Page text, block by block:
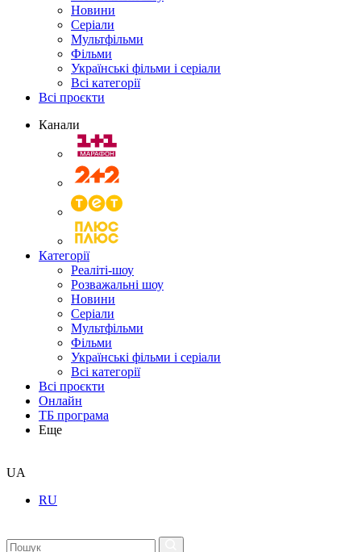
Новини
Серіали
Мультфільми
Фільми
Українські фільми і серіали
Всі категорії
Всі проєкти
Канали
Категорії
Реаліті-шоу
Розважальні шоу
Новини
Серіали
Мультфільми
Фільми
Українські фільми і серіали
Всі категорії
Всі проєкти
Онлайн
ТБ програма
Еще
UA
RU